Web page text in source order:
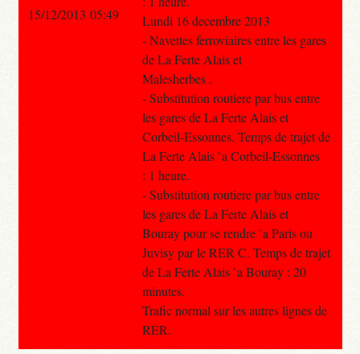
Lundi 16 decembre 2013
- Navettes ferroviaires entre les gares
de La Ferte Alais et
Malesherbes .
- Substitution routiere par bus entre
les gares de La Ferte Alais et
Corbeil-Essonnes. Temps de trajet de
La Ferte Alais `a Corbeil-Essonnes
: 1 heure.
- Substitution routiere par bus entre
les gares de La Ferte Alais et
Bouray pour se rendre `a Paris ou
Juvisy par le RER C. Temps de trajet
de La Ferte Alais `a Bouray : 20
minutes.
Trafic normal sur les autres lignes de
RER.
15/12/2013 05:49